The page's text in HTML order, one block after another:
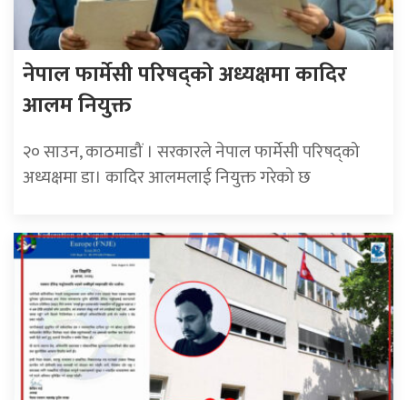
नेपाल फार्मेसी परिषद्को अध्यक्षमा कादिर
आलम नियुक्त
२० साउन, काठमाडौं । सरकारले नेपाल फार्मेसी परिषद्को
अध्यक्षमा डा। कादिर आलमलाई नियुक्त गरेको छ